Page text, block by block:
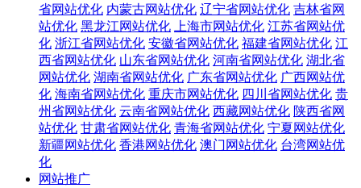
省网站优化 内蒙古网站优化 辽宁省网站优化 吉林省网
站优化 黑龙江网站优化 上海市网站优化 江苏省网站优
化 浙江省网站优化 安徽省网站优化 福建省网站优化 江
西省网站优化 山东省网站优化 河南省网站优化 湖北省
网站优化 湖南省网站优化 广东省网站优化 广西网站优
化 海南省网站优化 重庆市网站优化 四川省网站优化 贵
州省网站优化 云南省网站优化 西藏网站优化 陕西省网
站优化 甘肃省网站优化 青海省网站优化 宁夏网站优化
新疆网站优化 香港网站优化 澳门网站优化 台湾网站优
化
网站推广